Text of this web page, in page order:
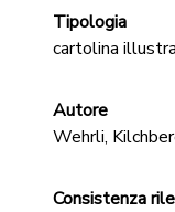
Tipologia
cartolina
Autore
Wehrli,
Consistenza